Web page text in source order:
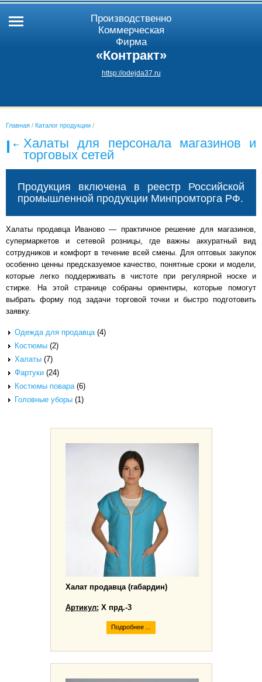
Производственно
Коммерческая
Фирма
«Контракт»
httsp://odejda37.ru
Главная / Каталог продукции /
Халаты для персонала магазинов и
торговых сетей
Продукция включена в реестр Российской
промышленной продукции Минпромторга РФ.
Халаты продавца Иваново — практичное решение для магазинов,
супермаркетов и сетевой розницы, где важны аккуратный вид
сотрудников и комфорт в течение всей смены. Для оптовых закупок
особенно ценны предсказуемое качество, понятные сроки и модели,
которые легко поддерживать в чистоте при регулярной носке и
стирке. На этой странице собраны ориентиры, которые помогут
выбрать форму под задачи торговой точки и быстро подготовить
заявку.
Одежда для продавца (4)
Костюмы (2)
Халаты (7)
Фартуки (24)
Костюмы повара (6)
Головные уборы (1)
Халат продавца (габардин)
Артикул: Х прд.-3
Подробнее ...